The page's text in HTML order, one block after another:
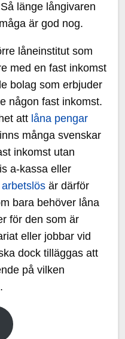
länge långivaren
är god nog.
låneinstitut som
med en fast inkomst
bolag som erbjuder
någon fast inkomst.
att låna pengar
många svenskar
inkomst utan
a-kassa eller
är därför
bara behöver låna
för den som är
eller jobbar vid
dock tilläggas att
på vilken